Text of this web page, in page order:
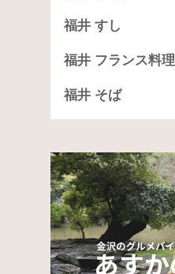
福井 すし
福井 フランス料理
福井 そば